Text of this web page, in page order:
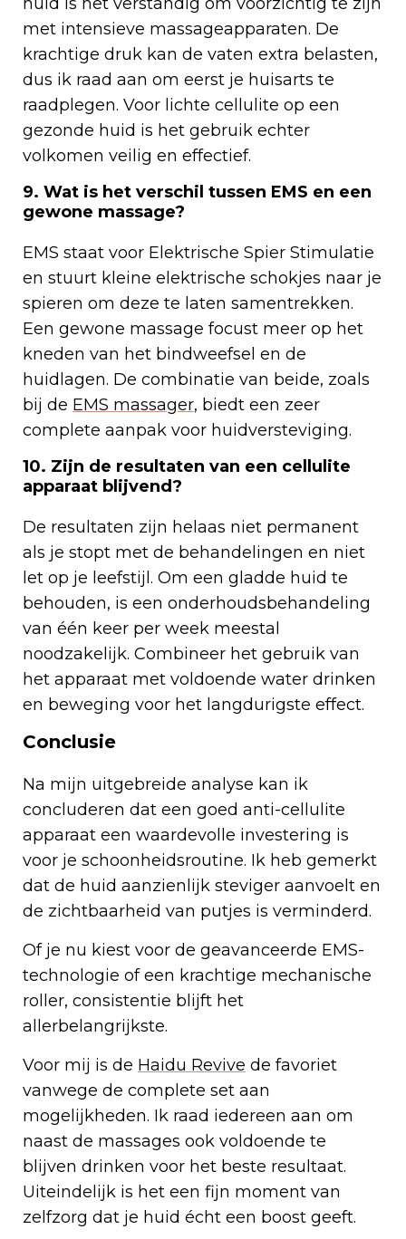
met intensieve massageapparaten. De
krachtige druk kan de vaten extra belasten,
dus ik raad aan om eerst je huisarts te
raadplegen. Voor lichte cellulite op een
gezonde huid is het gebruik echter
volkomen veilig en effectief.
9. Wat is het verschil tussen EMS en een
gewone massage?
EMS staat voor Elektrische Spier Stimulatie
en stuurt kleine elektrische schokjes naar je
spieren om deze te laten samentrekken.
Een gewone massage focust meer op het
kneden van het bindweefsel en de
huidlagen. De combinatie van beide, zoals
bij de EMS massager, biedt een zeer
complete aanpak voor huidversteviging.
10. Zijn de resultaten van een cellulite
apparaat blijvend?
De resultaten zijn helaas niet permanent
als je stopt met de behandelingen en niet
let op je leefstijl. Om een gladde huid te
behouden, is een onderhoudsbehandeling
van één keer per week meestal
noodzakelijk. Combineer het gebruik van
het apparaat met voldoende water drinken
en beweging voor het langdurigste effect.
Conclusie
Na mijn uitgebreide analyse kan ik
concluderen dat een goed anti-cellulite
apparaat een waardevolle investering is
voor je schoonheidsroutine. Ik heb gemerkt
dat de huid aanzienlijk steviger aanvoelt en
de zichtbaarheid van putjes is verminderd.
Of je nu kiest voor de geavanceerde EMS-
technologie of een krachtige mechanische
roller, consistentie blijft het
allerbelangrijkste.
Voor mij is de Haidu Revive de favoriet
vanwege de complete set aan
mogelijkheden. Ik raad iedereen aan om
naast de massages ook voldoende te
blijven drinken voor het beste resultaat.
Uiteindelijk is het een fijn moment van
zelfzorg dat je huid écht een boost geeft.